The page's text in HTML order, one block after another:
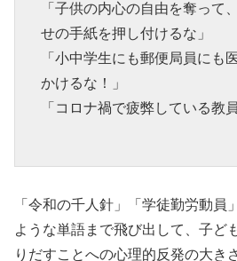
「子供の内心の自由を奪って
せの手紙を押し付けるな」
「小中学生にも郵便局員にも
かけるな！」
「コロナ禍で疲弊している教
「令和の千人針」「学徒勤労動員
ような単語まで飛び出して、子ど
りだすことへの心理的反発の大き